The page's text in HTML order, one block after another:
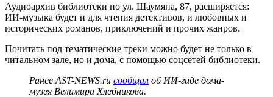
Аудиоархив библиотеки по ул. Шаумяна, 87, расширяется:
ИИ-музыка будет и для чтения детективов, и любовных и
исторических романов, приключений и прочих жанров.
Почитать под тематические треки можно будет не только в
читальном зале, но и дома, с помощью соцсетей библиотеки.
Ранее AST-NEWS.ru сообщал об ИИ-гиде дома-
музея Велимира Хлебникова.